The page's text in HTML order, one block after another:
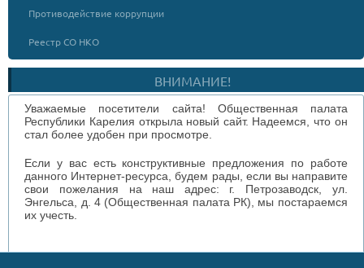
Противодействие коррупции
Реестр СО НКО
ВНИМАНИЕ!
Уважаемые посетители сайта! Общественная палата
Республики Карелия открыла новый сайт. Надеемся, что он
стал более удобен при просмотре.
Если у вас есть конструктивные предложения по работе
данного Интернет-ресурса, будем рады, если вы направите
свои пожелания на наш адрес: г. Петрозаводск, ул.
Энгельса, д. 4 (Общественная палата РК), мы постараемся
их учесть.